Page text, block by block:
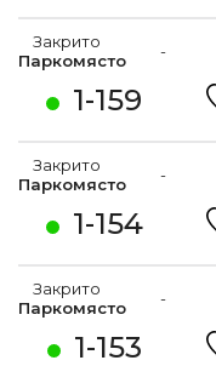
1-159
Закрито
Паркомясто
-
1-154
Закрито
Паркомясто
-
1-153
Закрито
Паркомясто
-